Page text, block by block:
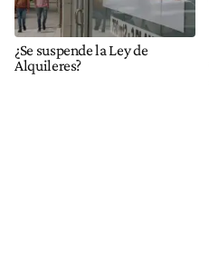
¿Se suspende la Ley de
Alquileres?